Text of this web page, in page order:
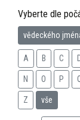
Vyberte dle
vědeckého
A B C
N O P
Z vše